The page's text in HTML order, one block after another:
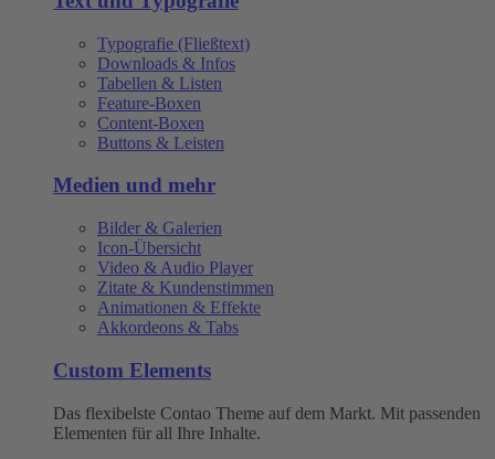
Typografie (Fließtext)
Downloads & Infos
Tabellen & Listen
Feature-Boxen
Content-Boxen
Buttons & Leisten
Medien und mehr
Bilder & Galerien
Icon-Übersicht
Video & Audio Player
Zitate & Kundenstimmen
Animationen & Effekte
Akkordeons & Tabs
Custom Elements
Das flexibelste Contao Theme auf dem Markt. Mit passenden
Elementen für all Ihre Inhalte.